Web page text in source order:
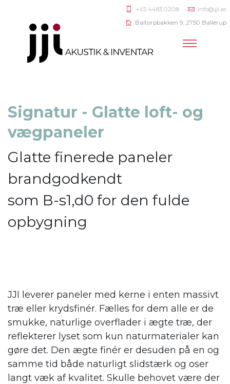
+45 4483 0208
info@jji.as
Baltorpbakken 9, 2750 Ballerup
Signatur - Glatte loft- og
vægpaneler
Glatte finerede paneler
brandgodkendt
som B-s1,d0 for den fulde
opbygning
JJI leverer paneler med kerne i enten massivt
træ eller krydsfinér. Fælles for dem alle er de
smukke, naturlige overflader i ægte træ, der
reflekterer lyset som kun naturmaterialer kan
gøre det. Den ægte finér er desuden på en og
samme tid både naturligt slidstærk og oser
langt væk af kvalitet. Skulle behovet være der